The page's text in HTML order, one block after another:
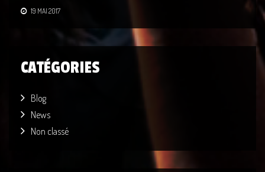
19 MAI 2017
CATÉGORIES
Blog
News
Non classé